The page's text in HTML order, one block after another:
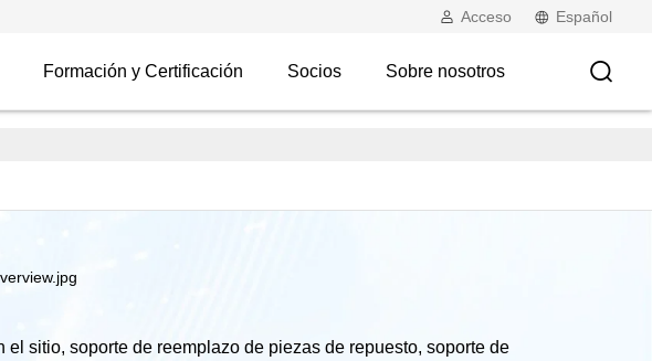
Acceso Español
Formación y Certificación Socios Sobre nosotros
sitio, soporte de reemplazo de piezas de repuesto, soporte de